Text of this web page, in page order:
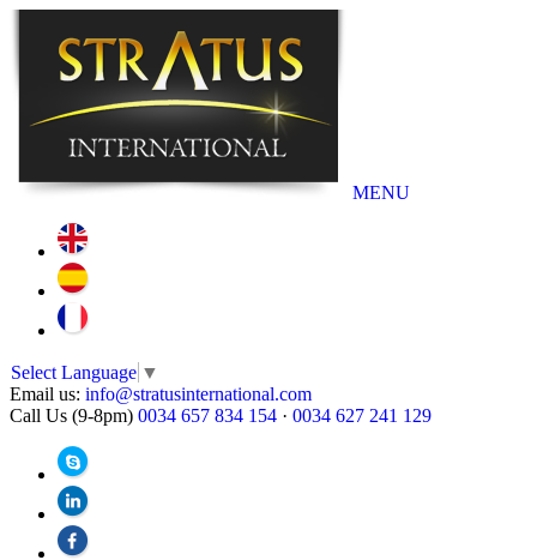
MENU
Select Language ▼
Email us: info@stratusinternational.com
Call Us (9-8pm) 0034 657 834 154 · 0034 627 241 129